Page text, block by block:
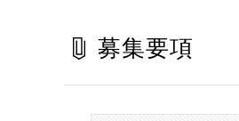
募集要項